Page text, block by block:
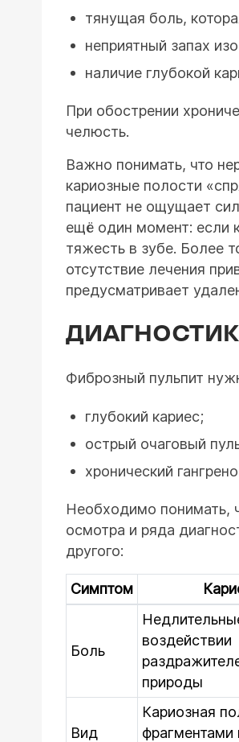
тянущая боль,
неприятный запах
наличие глубокой
При обострении
челюсть.
Важно понимать, что
кариозные полости
пациент не ощущает
ещё один момент: если
тяжесть в зубе. Более
отсутствие лечения
предусматривает
Фиброзный пульпит
глубокий кариес;
острый очаговый
хронический
Необходимо понимать,
осмотра и ряда
другого:
Симптом
Боль
воздействии
природы
Вид
Кариозная
фрагментами